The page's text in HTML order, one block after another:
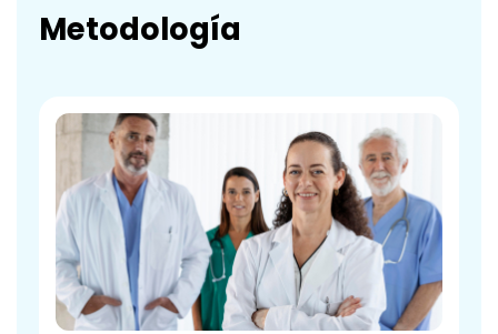
Metodología